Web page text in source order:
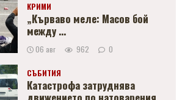
КРИМИ
„Кърваво меле: Масов бой
между ...
06 авг 962 0
СЪБИТИЯ
Катастрофа затруднява